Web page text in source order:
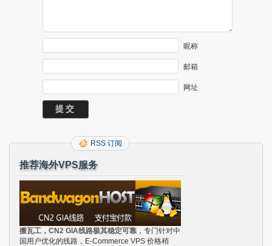
昵称
邮箱
网址
RSS 订阅
推荐海外VPS服务
搬瓦工，CN2 GIA线路极其稳定可靠 ，专门针对中
国用户优化的线路，E-Commerce VPS 价格稍